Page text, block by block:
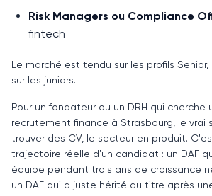
Risk Managers ou Compliance
fintech
Le marché est tendu sur les profils
sur les juniors.
Pour un fondateur ou un DRH qui cherche
recrutement finance à Strasbourg, le vrai
trouver des CV, le secteur en produit.
trajectoire réelle d'un candidat : un DAF
équipe pendant trois ans de croissance
un DAF qui a juste hérité du titre après